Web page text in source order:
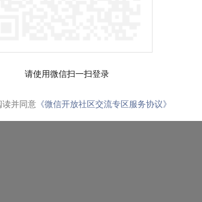
请使用微信扫一扫登录
读并同意 《微信开放社区交流专区服务协议》